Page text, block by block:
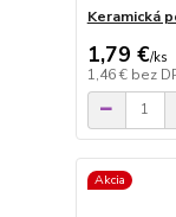
Keramická
1,79 €/ks
1,46 € bez
Akcia